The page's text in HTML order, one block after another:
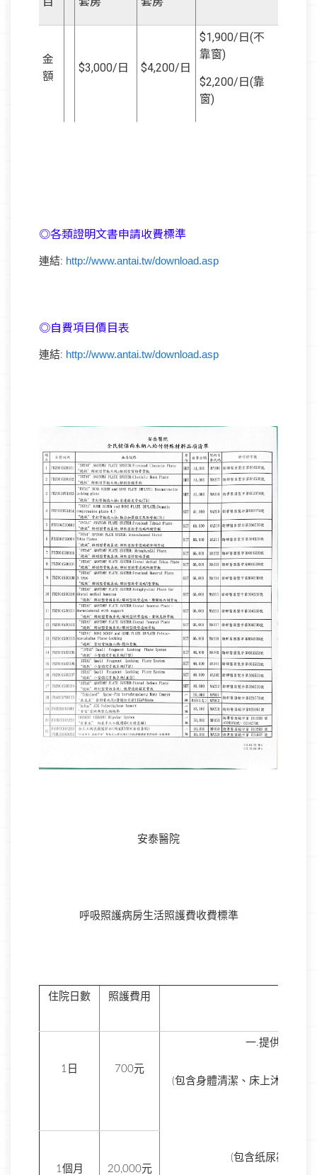
金
額
$3,000/日 $4,200/日
$1,900/日(不
靠窗)
$2,200/日(靠
窗)
◎各類證明文書申請收費標準
連結: http://www.antai.tw/download.asp
◎自費項目價目表
連結: http://www.antai.tw/download.asp
安泰醫院
呼吸照護病房生活照護費收費標準
住院日數 照護費用
1日 700元
一.提供24小時
(包含身體清潔、床上沐浴、
(包含纸尿褲、紙
1個月 20,000元